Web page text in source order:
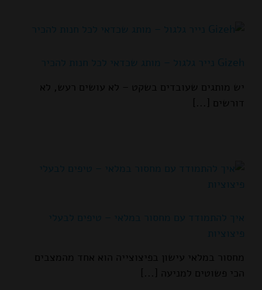
Gizeh נייר גלגול – מותג שכדאי לכל חנות להכיר
יש מותגים שעובדים בשקט – לא עושים רעש, לא
דורשים [...]
איך להתמודד עם מחסור במלאי – טיפים לבעלי
פיצוציות
מחסור במלאי עישון בפיצוצייה הוא אחד מהמצבים
הכי פשוטים למניעה [...]